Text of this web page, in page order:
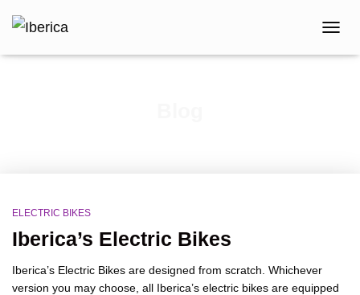
ELECTRIC BIKES
Iberica’s Electric Bikes
Iberica’s Electric Bikes are designed from scratch. Whichever
version you may choose, all Iberica’s electric bikes are equipped